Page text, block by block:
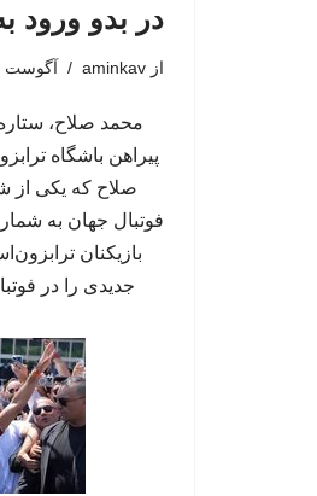
در بدو ورود
از aminkav آگوست 6, 2026
محمد صلاح،
پیراهن باشگاه
صلاح که یکی از
فوتبال جهان به
بازیکنان
جدیدی را در